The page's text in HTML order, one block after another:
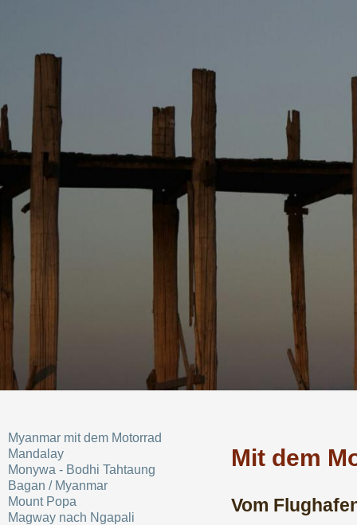
Myanmar mit dem Motorrad
Mandalay
Monywa - Bodhi Tahtaung
Bagan / Myanmar
Mount Popa
Magway nach Ngapali
Mit dem
Vom